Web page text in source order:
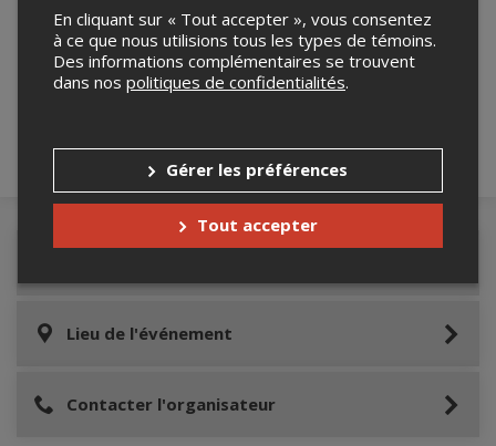
Merci de confirmer que vous n'êtes pas un
robot ci-bas.
Lieu de l'événement
Contacter l'organisateur
En cliquant sur « Tout accepter », vous consentez
à ce que nous utilisions tous les types de témoins.
Des informations complémentaires se trouvent
dans nos politiques de confidentialités.
Gérer les préférences
Tout accepter